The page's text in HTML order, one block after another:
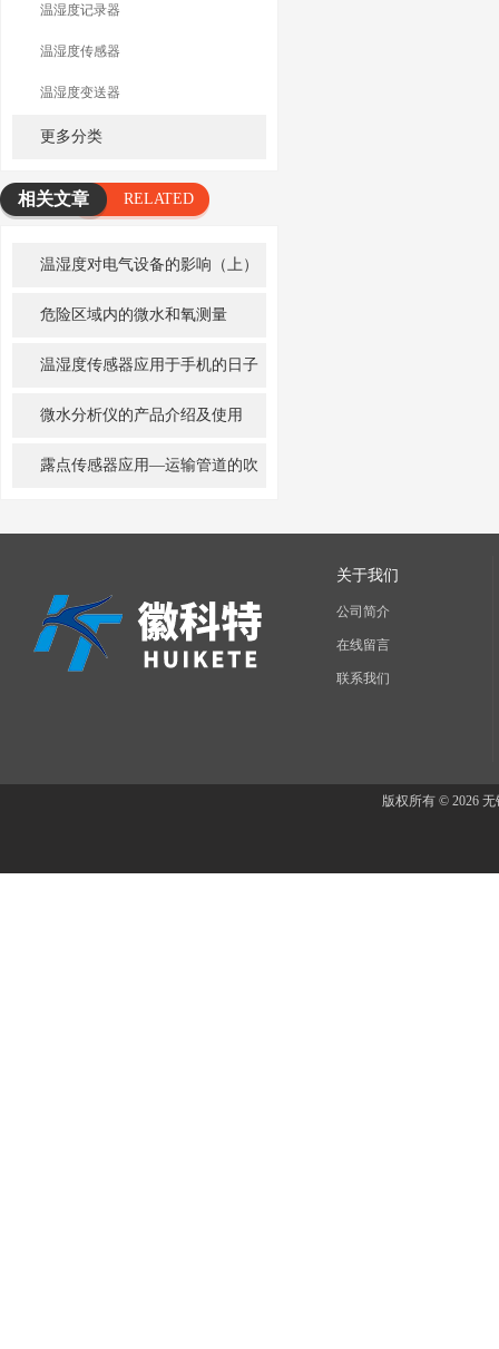
温湿度记录器
温湿度传感器
温湿度变送器
更多分类
相关文章
RELATED
温湿度对电气设备的影响（上）
危险区域内的微水和氧测量
温湿度传感器应用于手机的日子
即将到来
微水分析仪的产品介绍及使用
露点传感器应用—运输管道的吹
关于我们
公司简介
在线留言
联系我们
版权所有 © 2026